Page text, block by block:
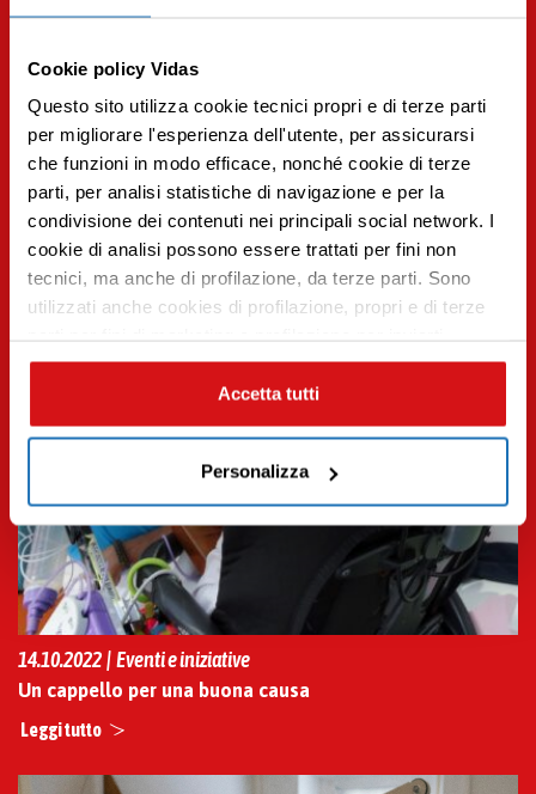
Cookie policy Vidas
Questo sito utilizza cookie tecnici propri e di terze parti
per migliorare l'esperienza dell'utente, per assicurarsi
che funzioni in modo efficace, nonché cookie di terze
parti, per analisi statistiche di navigazione e per la
condivisione dei contenuti nei principali social network. I
cookie di analisi possono essere trattati per fini non
tecnici, ma anche di profilazione, da terze parti. Sono
utilizzati anche cookies di profilazione, propri e di terze
contenuti mirati sulle tue preferenze e i tuoi interessi. Se
CHIUDI questo banner, saranno utilizzati soltanto
cookies tecnici. Seleziona i pulsanti sottostanti per
seleziona “ACCETTA TUTTI”, se vuoi abilitare o
disabilitare soltanto determinate categorie di cookies
seleziona “PERSONALIZZA”. Per maggiori informazioni
e modificare le tue preferenze vai alla nostracookie
policy.
Accetta tutti
Personalizza
10.02.2025 | Pazienti e famiglie
14.10.2022 | Eventi e iniziative
Un cappello per una buona causa
Leggi tutto
Premi INVIO per cercare o ESC per uscire